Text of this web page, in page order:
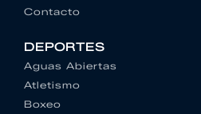
Contacto
DEPORTES
Aguas Abiertas
Atletismo
Boxeo